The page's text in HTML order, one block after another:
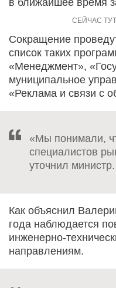
Сокращение
список таких
«Менеджмент»,
муниципальное
«Реклама и связи с
«Мы понимали,
специалистов
уточнил министр.
Как объяснил
года наблюдается
инженерно-
направлениям.